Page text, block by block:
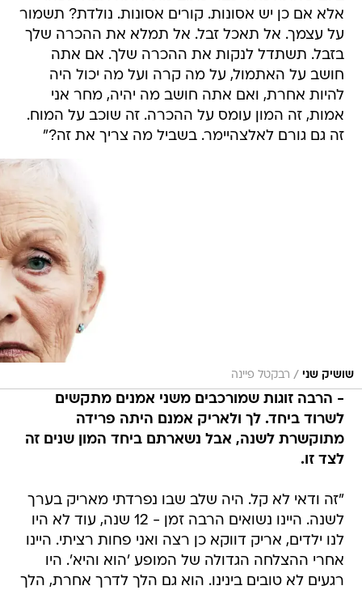
אלא אם כן יש אסונות. קורים אסונות. נולדת? תשמור
על עצמך. אל תאכל זבל. אל תמלא את ההכרה שלך
בזבל. תשתדל לנקות את ההכרה שלך. אם אתה
חושב על האתמול, על מה קרה ועל מה יכול היה
להיות אחרת, ואם אתה חושב מה יהיה, מחר אני
אמות, זה המון עומס על ההכרה. זה שוכב על המוח.
זה גם גורם לאלצהיימר. בשביל מה צריך את זה?"
שושיק שני / רבקטל פיינה
- הרבה זוגות שמורכבים משני אמנים מתקשים
לשרוד ביחד. לך ולאריק אמנם היתה פרידה
מתוקשרת לשנה, אבל נשארתם ביחד המון שנים זה
לצד זו.
"זה ודאי לא קל. היה שלב שבו נפרדתי מאריק בערך
לשנה. היינו נשואים הרבה זמן - 12 שנה, עוד לא היו
לנו ילדים, אריק דווקא כן רצה ואני פחות רציתי. היינו
אחרי ההצלחה הגדולה של המופע 'הוא והיא'. היו
רגעים לא טובים בינינו. הוא גם הלך לדרך אחרת, הלך